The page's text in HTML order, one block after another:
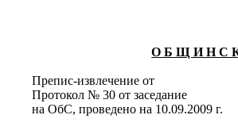
О Б Щ И Н С
Препис-извлечение от
Протокол № 30 от заседание
на ОбС, проведено на 10.09.2009 г.